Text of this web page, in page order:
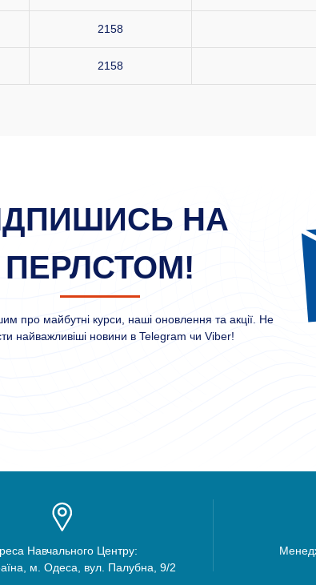
2158
2158
НА
ПЕРЛСТОМ!
про майбутні курси, наші оновлення та акції. Не
найважливіші новини в Telegram чи Viber!
Навчального Центру:
м. Одеса, вул. Палубна, 9/2